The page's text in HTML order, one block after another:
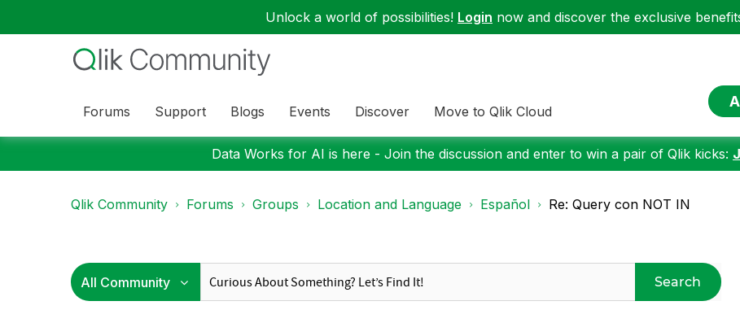
Unlock a world of possibilities! Login now and discover the exclusive
Forums Support Blogs Events Discover Move to Qlik Cloud
Data Works for AI is here - Join the discussion and enter to win a pair of Qlik kicks:
Qlik Community Forums Groups Location and Language Español Re: Query con NOT IN
Search